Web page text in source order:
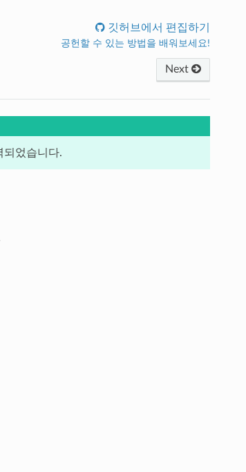
깃허브에서 편집하기
공헌할 수 있는 방법을 배워보세요!
Next
되었습니다.